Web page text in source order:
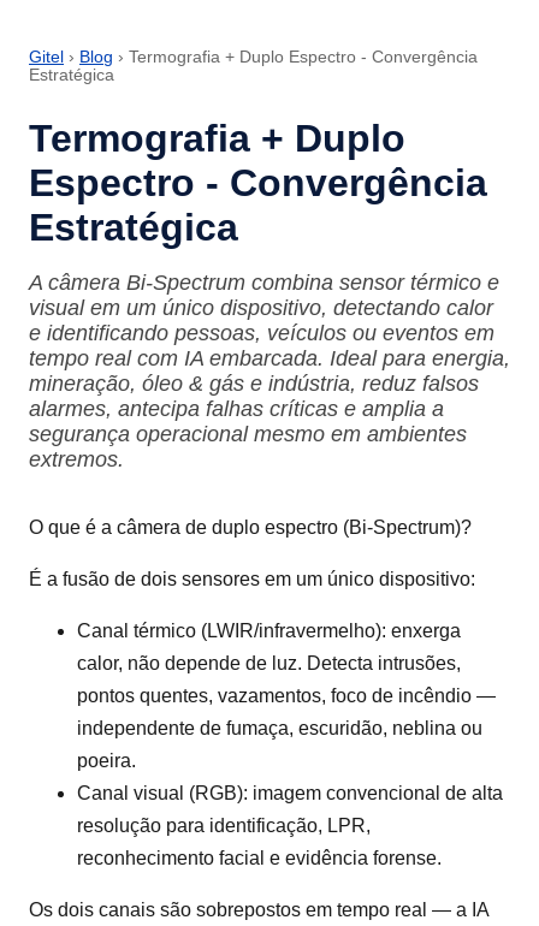
Gitel › Blog › Termografia + Duplo Espectro - Convergência
Estratégica
Termografia + Duplo
Espectro - Convergência
Estratégica
A câmera Bi-Spectrum combina sensor térmico e
visual em um único dispositivo, detectando calor
e identificando pessoas, veículos ou eventos em
tempo real com IA embarcada. Ideal para energia,
mineração, óleo & gás e indústria, reduz falsos
alarmes, antecipa falhas críticas e amplia a
segurança operacional mesmo em ambientes
extremos.
O que é a câmera de duplo espectro (Bi-Spectrum)?
É a fusão de dois sensores em um único dispositivo:
Canal térmico (LWIR/infravermelho): enxerga
calor, não depende de luz. Detecta intrusões,
pontos quentes, vazamentos, foco de incêndio —
independente de fumaça, escuridão, neblina ou
poeira.
Canal visual (RGB): imagem convencional de alta
resolução para identificação, LPR,
reconhecimento facial e evidência forense.
Os dois canais são sobrepostos em tempo real — a IA